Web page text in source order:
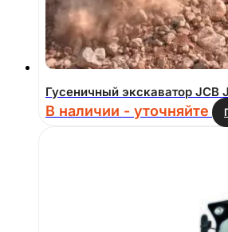
Гусеничный экскаватор JCB
В наличии - уточняйте